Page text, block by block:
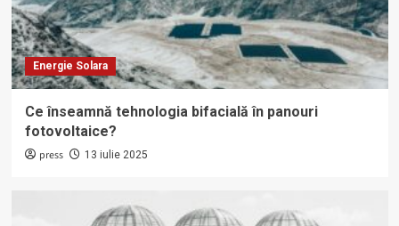
Energie Solara
Ce înseamnă tehnologia bifacială în panouri
fotovoltaice?
press 13 iulie 2025